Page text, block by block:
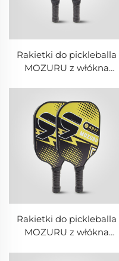
Rakietki do pickleballa
MOZURU z włókna
plastra miodu
Rakietki do pickleballa
MOZURU z włókna